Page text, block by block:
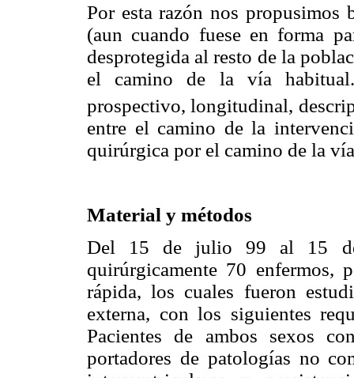
Por esta razón nos propusimos
(aun cuando fuese en forma
desprotegida al resto de la
el camino de la vía
prospectivo, longitudinal,
entre el camino de la
quirúrgica por el camino de la
Material y métodos
Del 15 de julio 99 al 15
quirúrgicamente 70 enfermos,
rápida, los cuales fueron
externa, con los siguientes
Pacientes de ambos sexos
portadores de patologías no